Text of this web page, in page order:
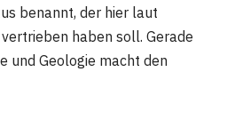
benannt, der hier laut
haben soll. Gerade
und Geologie macht den